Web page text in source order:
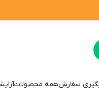
سفارشهمه محصولات